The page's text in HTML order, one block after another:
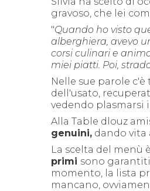
gravoso, che lei
"Quando ho visto
alberghiera, avevo
corsi culinari e
miei piatti. Poi,
Nelle sue parole
dell'usato,
vedendo plasmarsi
Alla Table dlouz
genuini, dando vita
La scelta del menù
primi sono
momento, la lista
mancano,